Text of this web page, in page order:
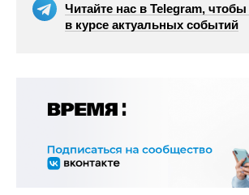
Читайте нас в Telegram,
в курсе актуальных событий